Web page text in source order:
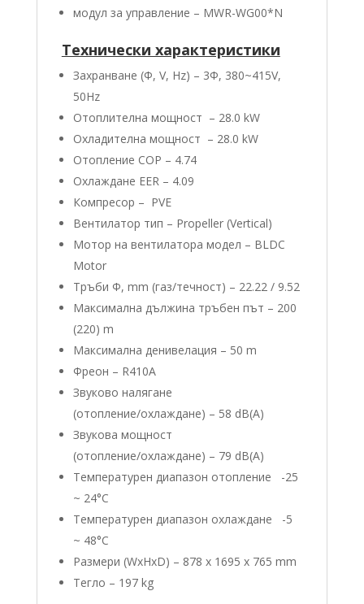
модул за управление – MWR-WG00*N
Технически характеристики
Захранване (Φ, V, Hz) – 3Ф, 380~415V,
50Hz
Отоплителна мощност – 28.0 kW
Охладителна мощност – 28.0 kW
Отопление COP – 4.74
Охлаждане EER – 4.09
Компресор – PVE
Вентилатор тип – Propeller (Vertical)
Мотор на вентилатора модел – BLDC
Motor
Тръби Φ, mm (газ/течност) – 22.22 / 9.52
Максимална дължина тръбен път – 200
(220) m
Максимална денивелация – 50 m
Фреон – R410А
Звуково налягане
(отопление/oхлаждане) – 58 dB(A)
Звукова мощност
(отопление/oхлаждане) – 79 dB(A)
Температурен диапазон отопление -25
~ 24°C
Температурен диапазон охлаждане -5
~ 48°C
Размери (WxHxD) – 878 x 1695 x 765 mm
Тегло – 197 kg